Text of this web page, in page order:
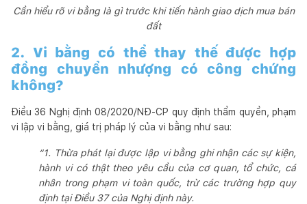
Cần hiểu rõ vi bằng là gì trước khi tiến hành giao dịch mua bán
đất
2. Vi bằng có thể thay thế được hợp
đồng chuyển nhượng có công chứng
không?
Điều 36 Nghị định 08/2020/NĐ-CP quy định thẩm quyền, phạm
vi lập vi bằng, giá trị pháp lý của vi bằng như sau:
“1. Thừa phát lại được lập vi bằng ghi nhận các sự kiện,
hành vi có thật theo yêu cầu của cơ quan, tổ chức, cá
nhân trong phạm vi toàn quốc, trừ các trường hợp quy
định tại Điều 37 của Nghị định này.